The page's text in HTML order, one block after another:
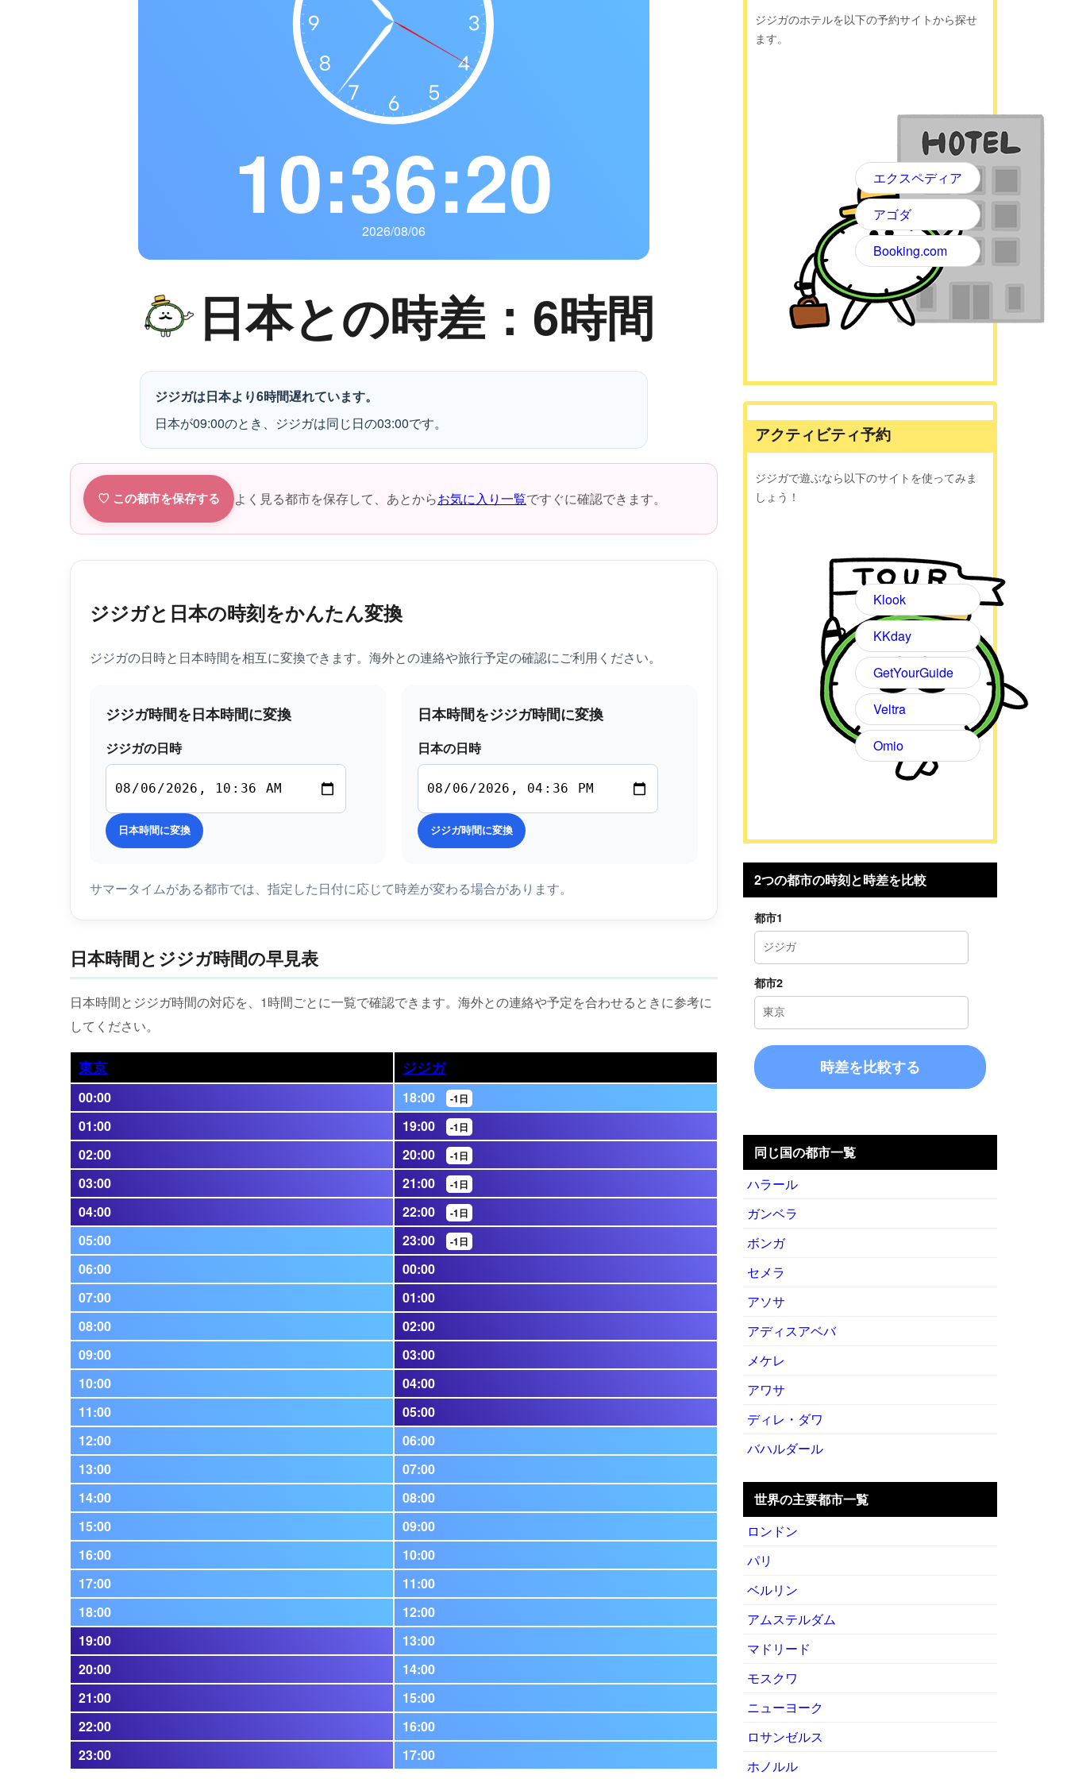
10:36:21
2026/08/06
日本との時差：6時間
ジジガは日本より6時間遅れています。
日本が09:00のとき、ジジガは同じ日の03:00です。
♡ この都市を保存する よく見る都市を保存して、あとからお気に入り一覧ですぐに確認できます。
ジジガと日本の時刻をかんたん変換
ジジガの日時と日本時間を相互に変換できます。海外との連絡や旅行予定の確認にご利用ください。
ジジガ時間を日本時間に変換
ジジガの日時
日本時間に変換
日本時間をジジガ時間に変換
日本の日時
ジジガ時間に変換
サマータイムがある都市では、指定した日付に応じて時差が変わる場合があります。
日本時間とジジガ時間の早見表
日本時間とジジガ時間の対応を、1時間ごとに一覧で確認できます。海外との連絡や予定を合わせるときに参考に
してください。
東京 ジジガ
00:00 18:00 -1日
01:00 19:00 -1日
02:00 20:00 -1日
03:00 21:00 -1日
04:00 22:00 -1日
05:00 23:00 -1日
06:00
00:00
07:00
01:00
08:00
02:00
09:00
03:00
10:00
04:00
11:00
05:00
12:00
06:00
13:00
07:00
14:00
08:00
15:00
09:00
16:00
10:00
17:00
11:00
18:00
12:00
19:00
13:00
20:00
14:00
21:00
15:00
22:00
16:00
23:00
17:00
ジジガのホテルを以下の予約サイトから探せ
ます。
エクスペディア
アゴダ
Booking.com
アクティビティ予約
ジジガで遊ぶなら以下のサイトを使ってみま
しょう！
Klook
KKday
GetYourGuide
Veltra
Omio
2つの都市の時刻と時差を比較
都市1
都市2
時差を比較する
同じ国の都市一覧
ハラール
ガンベラ
ボンガ
セメラ
アソサ
アディスアベバ
メケレ
アワサ
ディレ・ダワ
バハルダール
世界の主要都市一覧
ロンドン
パリ
ベルリン
アムステルダム
マドリード
モスクワ
ニューヨーク
ロサンゼルス
ホノルル